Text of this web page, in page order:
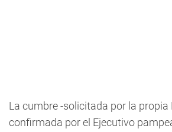
La cumbre -solicitada por la propia
confirmada por el Ejecutivo